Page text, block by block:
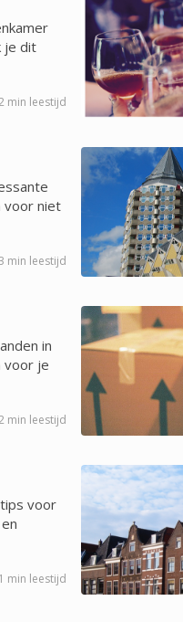
je dit
min leestijd
voor niet
min leestijd
in
voor je
min leestijd
voor
1 min leestijd